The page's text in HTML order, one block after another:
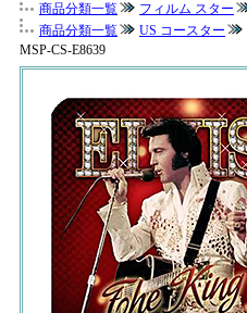
商品分類一覧 フィルム スター
商品分類一覧
US コースター
MSP-CS-E8639